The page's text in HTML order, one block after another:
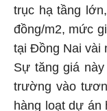
trục hạ tầng
đồng/m2, mức
tại Đồng Nai vài
Sự tăng giá
trường vào
hàng loạt dự án